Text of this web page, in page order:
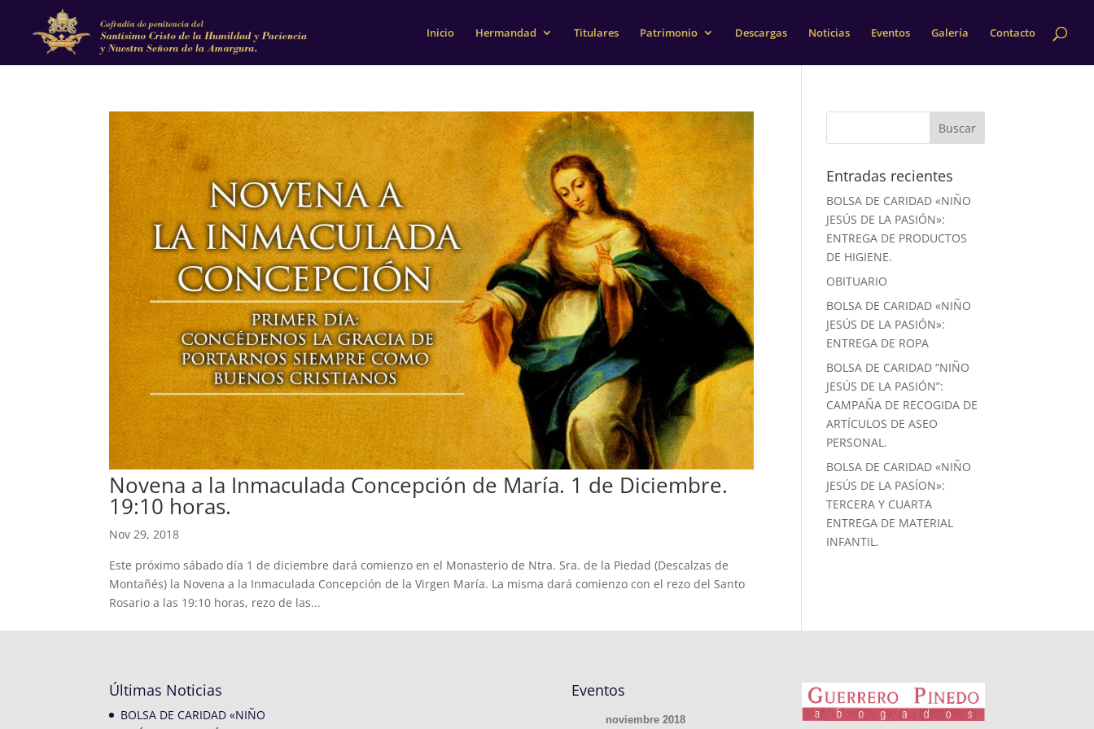
Inicio Hermandad Titulares Patrimonio Descargas Noticias Eventos Galería Contacto
Novena a la Inmaculada Concepción de María. 1 de Diciembre.
19:10 horas.
Nov 29, 2018
Este próximo sábado día 1 de diciembre dará comienzo en el Monasterio de Ntra. Sra. de la Piedad (Descalzas de
Montañés) la Novena a la Inmaculada Concepción de la Virgen María. La misma dará comienzo con el rezo del Santo
Rosario a las 19:10 horas, rezo de las...
Entradas recientes
BOLSA DE CARIDAD «NIÑO
JESÚS DE LA PASIÓN»:
ENTREGA DE PRODUCTOS
DE HIGIENE.
OBITUARIO
BOLSA DE CARIDAD «NIÑO
JESÚS DE LA PASIÓN»:
ENTREGA DE ROPA
BOLSA DE CARIDAD “NIÑO
JESÚS DE LA PASIÓN”:
CAMPAÑA DE RECOGIDA DE
ARTÍCULOS DE ASEO
PERSONAL.
BOLSA DE CARIDAD «NIÑO
JESÚS DE LA PASÍON»:
TERCERA Y CUARTA
ENTREGA DE MATERIAL
INFANTIL.
Últimas Noticias
BOLSA DE CARIDAD «NIÑO
Eventos
noviembre 2018